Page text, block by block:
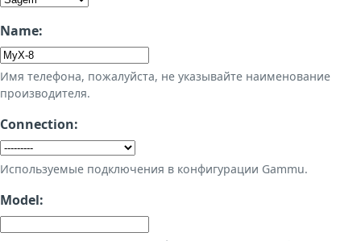
Name:
Имя телефона, пожалуйста, не указывайте наименование
производителя.
Connection:
Используемые подключения в конфигурации Gammu.
Model: